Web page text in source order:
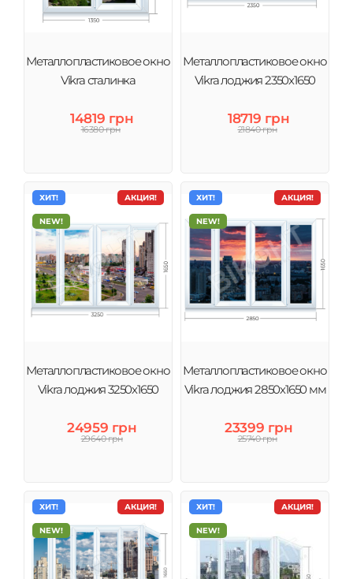
Металлопластиковое окно
Vikra сталинка
14819 грн
16380 грн
Металлопластиковое окно
Vikra лоджия 2350х1650
18719 грн
21840 грн
АКЦИЯ!
ХИТ!
NEW!
Металлопластиковое окно
Vikra лоджия 3250х1650
24959 грн
29640 грн
АКЦИЯ!
ХИТ!
NEW!
Металлопластиковое окно
Vikra лоджия 2850х1650 мм
23399 грн
25740 грн
АКЦИЯ!
ХИТ!
NEW!
АКЦИЯ!
ХИТ!
NEW!